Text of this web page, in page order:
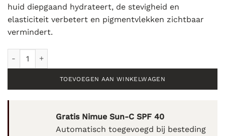
huid diepgaand hydrateert, de stevigheid en
elasticiteit verbetert en pigmentvlekken zichtbaar
vermindert.
TOEVOEGEN AAN WINKELWAGEN
Gratis Nimue Sun-C SPF 40
Automatisch toegevoegd bij besteding